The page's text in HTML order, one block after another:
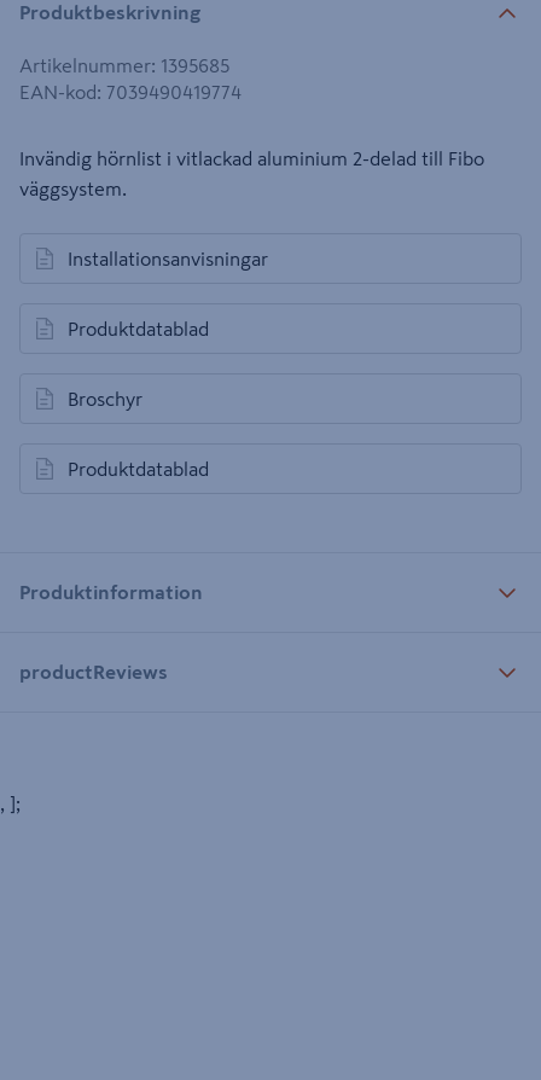
Produktbeskrivning
Artikelnummer: 1395685
EAN-kod: 7039490419774
Invändig hörnlist i vitlackad aluminium 2-delad till Fibo
väggsystem.
Installationsanvisningar
öppnas i en ny flik
Produktdatablad
öppnas i en ny flik
Broschyr
öppnas i en ny flik
Produktdatablad
öppnas i en ny flik
Produktinformation
productReviews
, ];